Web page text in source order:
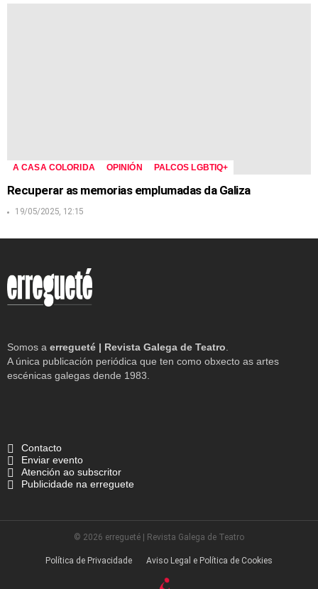
A CASA COLORIDA OPINIÓN PALCOS LGBTIQ+
Recuperar as memorias emplumadas da Galiza
19/05/2025, 12:15
Somos a erregueté | Revista Galega de Teatro
A única publicación periódica que ten como obxecto as artes
escénicas galegas dende 1983.
Contacto
Enviar evento
Atención ao subscritor
Publicidade na erreguete
© 2026 erregueté | Revista Galega de Teatro
Política de Privacidade Aviso Legal e Política de Cookies